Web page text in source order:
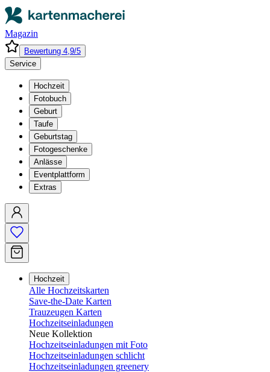
Magazin
Bewertung 4,9/5
Service
Hochzeit
Fotobuch
Geburt
Taufe
Geburtstag
Fotogeschenke
Anlässe
Eventplattform
Extras
Hochzeit
Alle Hochzeitskarten
Save-the-Date Karten
Trauzeugen Karten
Hochzeitseinladungen
Neue Kollektion
Hochzeitseinladungen mit Foto
Hochzeitseinladungen schlicht
Hochzeitseinladungen greenery